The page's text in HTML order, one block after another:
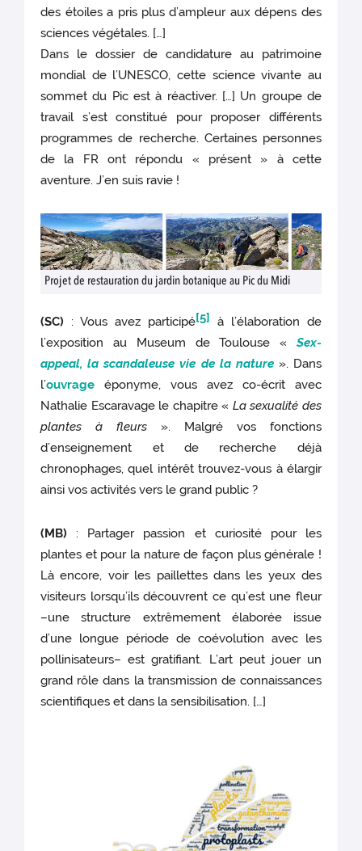
des étoiles a pris plus d’ampleur aux dépens des
sciences végétales. […]
Dans le dossier de candidature au patrimoine
mondial de l’UNESCO, cette science vivante au
sommet du Pic est à réactiver. […] Un groupe de
travail s’est constitué pour proposer différents
programmes de recherche. Certaines personnes
de la FR ont répondu « présent » à cette
aventure. J’en suis ravie !
Projet de restauration du jardin botanique au Pic du Midi
(SC) : Vous avez participé[5]
à l’élaboration de
l’exposition au Museum de Toulouse «Sex-
appeal, la scandaleuse vie de la nature». Dans
l’ouvrage éponyme, vous avez co-écrit avec
Nathalie Escaravage le chapitre « La sexualité des
plantes à fleurs ». Malgré vos fonctions
d’enseignement et de recherche déjà
chronophages, quel intérêt trouvez-vous à élargir
ainsi vos activités vers le grand public ?
(MB) : Partager passion et curiosité pour les
plantes et pour la nature de façon plus générale !
Là encore, voir les paillettes dans les yeux des
visiteurs lorsqu’ils découvrent ce qu’est une fleur
–une structure extrêmement élaborée issue
d’une longue période de coévolution avec les
pollinisateurs– est gratifiant. L’art peut jouer un
grand rôle dans la transmission de connaissances
scientifiques et dans la sensibilisation. […]